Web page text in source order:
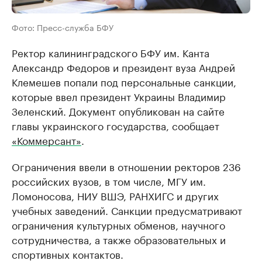
Фото: Пресс-служба БФУ
Ректор калининградского БФУ им. Канта
Александр Федоров и президент вуза Андрей
Клемешев попали под персональные санкции,
которые ввел президент Украины Владимир
Зеленский. Документ опубликован на сайте
главы украинского государства, сообщает
«Коммерсант»
Ограничения ввели в отношении ректоров 236
российских вузов, в том числе, МГУ им.
Ломоносова, НИУ ВШЭ, РАНХИГС и других
учебных заведений. Санкции предусматривают
ограничения культурных обменов, научного
сотрудничества, а также образовательных и
спортивных контактов.